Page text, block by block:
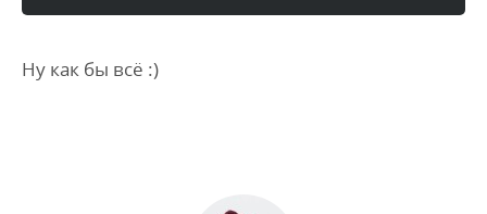
Ну как бы всё :)